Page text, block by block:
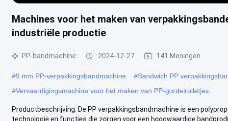
Machines voor het maken van
industriële productie
PP-bandmachine 2024-12-27 141 Meningen
#9 mm PP-verpakkingsbandmachine #Sandwich PP
#Vervaardigingsmachine voor het maken van PP-gordelrolletjes
Productbeschrijving: De PP verpakkingsbandmachine is een
technologie en functies die zorgen voor een hoogwaardige